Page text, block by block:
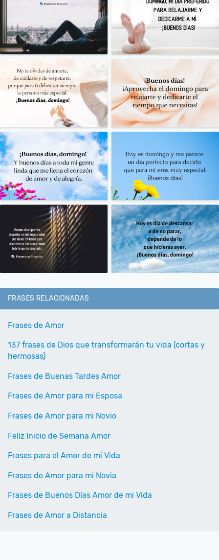
FRASES RELACIONADAS
Frases de Amor
137 frases de Dios que transformarán tu vida (cortas y
hermosas)
Frases de Buenas Tardes Amor
Frases de Amor para mi Esposa
Frases de Amor para mi Novio
Feliz Inicio de Semana Amor
Frases para el Amor de mi Vida
Frases de Amor para mi Novia
Frases de Buenos Días Amor de mi Vida
Frases de Amor a Distancia